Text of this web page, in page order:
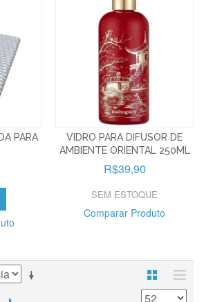
PARA
VIDRO PARA DIFUSOR DE
AMBIENTE ORIENTAL 250ML
R$39,90
SEM ESTOQUE
Comparar Produto